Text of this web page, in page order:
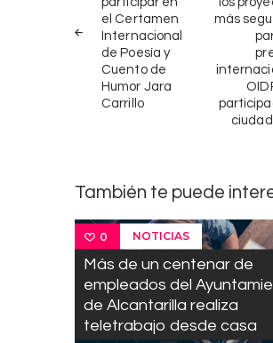
entradas
el Certamen
Internacional
de Poesía y
Cuento de
Humor Jara
Carrillo
más
También te puede
0 NOTICIAS
Más de un centenar de
empleados del
de Alcantarilla realiza
teletrabajo desde casa